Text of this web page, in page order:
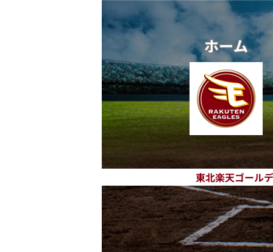
ホーム
東北楽天ゴール